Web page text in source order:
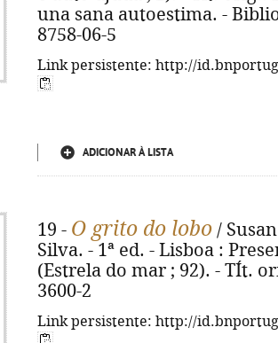
una sana autoestima. -
8758-06-5
Link persistente: http://
ADICIONAR À LISTA
19 - O grito do lobo /
Silva. - 1ª ed. - Lisboa :
(Estrela do mar ; 92). - TÍt.
3600-2
Link persistente: http://